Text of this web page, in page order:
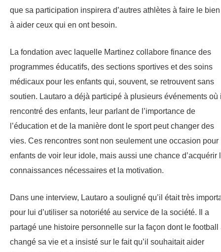
que sa participation inspirera d’autres athlètes à faire le
à aider ceux qui en ont besoin.
La fondation avec laquelle Martinez collabore finance des
programmes éducatifs, des sections sportives et des soins
médicaux pour les enfants qui, souvent, se retrouvent sans
soutien. Lautaro a déjà participé à plusieurs événements où
rencontré des enfants, leur parlant de l’importance de
l’éducation et de la manière dont le sport peut changer des
vies. Ces rencontres sont non seulement une occasion pour
enfants de voir leur idole, mais aussi une chance d’acquérir
connaissances nécessaires et la motivation.
Dans une interview, Lautaro a souligné qu’il était très
pour lui d’utiliser sa notoriété au service de la société. Il a
partagé une histoire personnelle sur la façon dont le football
changé sa vie et a insisté sur le fait qu’il souhaitait aider